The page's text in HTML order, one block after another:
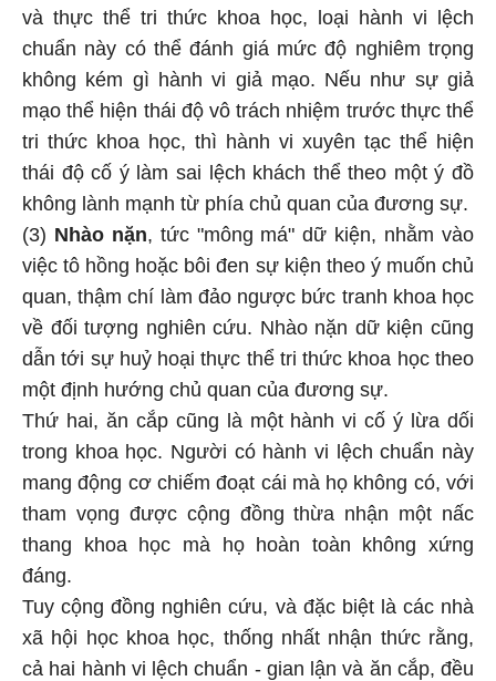
và thực thể tri thức khoa học, loại hành vi lệch
chuẩn này có thể đánh giá mức độ nghiêm trọng
không kém gì hành vi giả mạo. Nếu như sự giả
mạo thể hiện thái độ vô trách nhiệm trước thực thể
tri thức khoa học, thì hành vi xuyên tạc thể hiện
thái độ cố ý làm sai lệch khách thể theo một ý đồ
không lành mạnh từ phía chủ quan của đương sự.
(3) Nhào nặn, tức "mông má" dữ kiện, nhằm vào
việc tô hồng hoặc bôi đen sự kiện theo ý muốn chủ
quan, thậm chí làm đảo ngược bức tranh khoa học
về đối tượng nghiên cứu. Nhào nặn dữ kiện cũng
dẫn tới sự huỷ hoại thực thể tri thức khoa học theo
một định hướng chủ quan của đương sự.
Thứ hai, ăn cắp cũng là một hành vi cố ý lừa dối
trong khoa học. Người có hành vi lệch chuẩn này
mang động cơ chiếm đoạt cái mà họ không có, với
tham vọng được cộng đồng thừa nhận một nấc
thang khoa học mà họ hoàn toàn không xứng
đáng.
Tuy cộng đồng nghiên cứu, và đặc biệt là các nhà
xã hội học khoa học, thống nhất nhận thức rằng,
cả hai hành vi lệch chuẩn - gian lận và ăn cắp, đều